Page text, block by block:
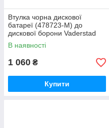
Втулка чорна дискової
батареї (478723-M) до
дискової борони Vaderstad
В наявності
1 060 ₴
Купити